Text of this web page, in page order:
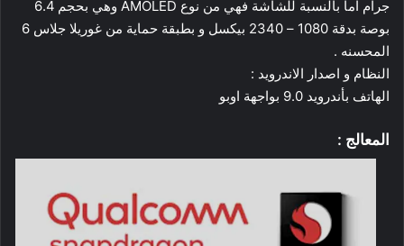
جرام اما بالنسبة للشاشة فهي من نوع AMOLED وهي بحجم 6.4
بوصة بدقة 1080 – 2340 بيكسل و بطبقة حماية من غوريلا جلاس 6
المحسنه .
النظام و اصدار الاندرويد :
الهاتف بأندرويد 9.0 بواجهة اوبو
المعالج :